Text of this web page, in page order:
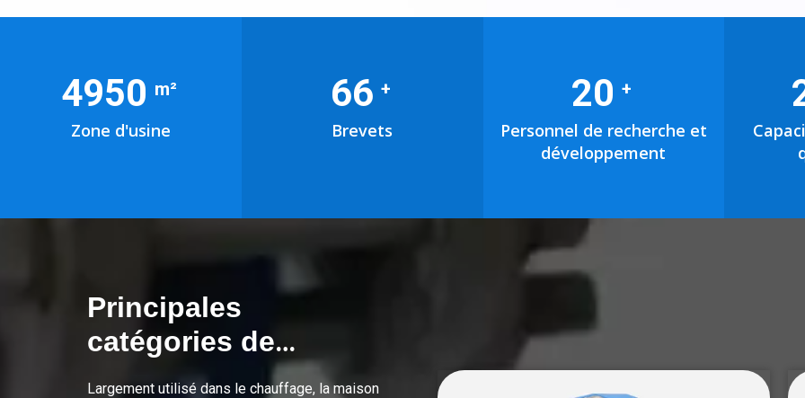
6000 m²
Zone d'usine
80 +
Brevets
20 +
Personnel de recherche et
développement
Principales
catégories de
produits
Largement utilisé dans le chauffage, la maison